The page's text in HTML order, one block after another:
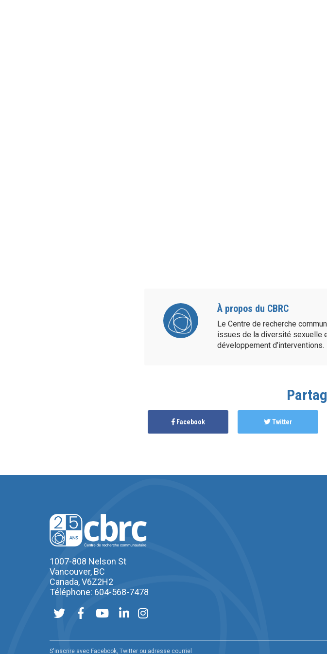
À propos du CBRC
Le Centre de recherche
issues de la diversité sexuelle
développement d’interventions.
Facebook Twitter
1007-808 Nelson St
Vancouver, BC
Canada, V6Z2H2
Téléphone: 604-568-7478
S'inscrire avec Facebook, Twitter ou adresse courriel